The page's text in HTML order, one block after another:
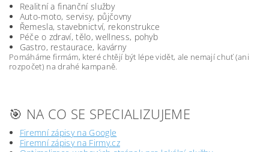
Realitní a finanční služby
Auto-moto, servisy, půjčovny
Řemesla, stavebnictví, rekonstrukce
Péče o zdraví, tělo, wellness, pohyb
Gastro, restaurace, kavárny
Pomáháme firmám, které chtějí být lépe vidět, ale nemají chuť (ani
rozpočet) na drahé kampaně.
🎯 NA CO SE SPECIALIZUJEME
Firemní zápisy na Google
Firemní zápisy na Firmy.cz